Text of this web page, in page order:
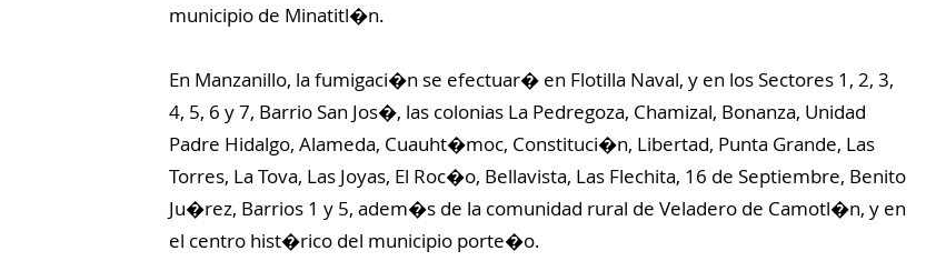
municipio de Minatitl�n.
En Manzanillo, la fumigaci�n se efectuar� en Flotilla Naval, y en los Sectores 1, 2, 3,
4, 5, 6 y 7, Barrio San Jos�, las colonias La Pedregoza, Chamizal, Bonanza, Unidad
Padre Hidalgo, Alameda, Cuauht�moc, Constituci�n, Libertad, Punta Grande, Las
Torres, La Tova, Las Joyas, El Roc�o, Bellavista, Las Flechita, 16 de Septiembre, Benito
Ju�rez, Barrios 1 y 5, adem�s de la comunidad rural de Veladero de Camotl�n, y en
el centro hist�rico del municipio porte�o.